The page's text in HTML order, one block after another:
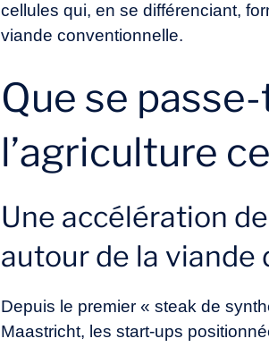
cellules qui, en se différenciant,
viande conventionnelle.
Que se
l’agriculture
Une accélération
autour de la viande
Depuis le premier « steak de
Maastricht, les start-ups